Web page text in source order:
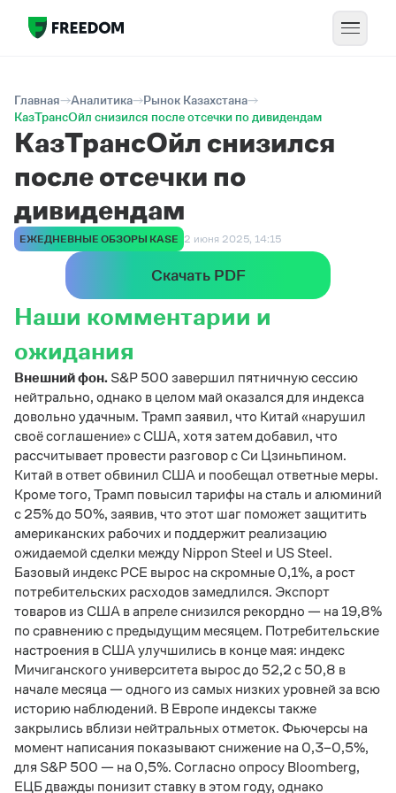
Главная Аналитика
Рынок Казахстана
КазТрансОйл снизился после отсечки по дивидендам
КазТрансОйл снизился
после отсечки по
дивидендам
ЕЖЕДНЕВНЫЕ ОБЗОРЫ KASE 2 июня 2025, 14:15
Скачать PDF
Наши комментарии и
ожидания
Внешний фон. S&P 500 завершил пятничную сессию
нейтрально, однако в целом май оказался для индекса
довольно удачным. Трамп заявил, что Китай «нарушил
своё соглашение» с США, хотя затем добавил, что
рассчитывает провести разговор с Си Цзиньпином.
Китай в ответ обвинил США и пообещал ответные меры.
Кроме того, Трамп повысил тарифы на сталь и алюминий
с 25% до 50%, заявив, что этот шаг поможет защитить
американских рабочих и поддержит реализацию
ожидаемой сделки между Nippon Steel и US Steel.
Базовый индекс PCE вырос на скромные 0,1%, а рост
потребительских расходов замедлился. Экспорт
товаров из США в апреле снизился рекордно — на 19,8%
по сравнению с предыдущим месяцем. Потребительские
настроения в США улучшились в конце мая: индекс
Мичиганского университета вырос до 52,2 с 50,8 в
начале месяца — одного из самых низких уровней за всю
историю наблюдений. В Европе индексы также
закрылись вблизи нейтральных отметок. Фьючерсы на
момент написания показывают снижение на 0,3–0,5%,
для S&P 500 — на 0,5%. Согласно опросу Bloomberg,
ЕЦБ дважды понизит ставку в этом году, однако